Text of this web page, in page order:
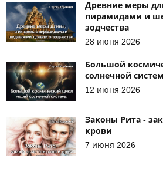
Древние меры
пирамидами и
зодчества
28 июня 2026
Большой
солнечной
12 июня 2026
Законы Рита -
крови
7 июня 2026